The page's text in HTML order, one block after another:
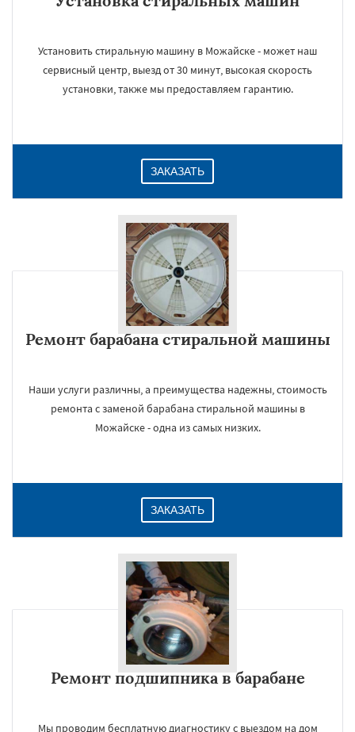
Установить стиральную машину в Можайске - может наш
сервисный центр, выезд от 30 минут, высокая скорость
установки, также мы предоставляем гарантию.
ЗАКАЗАТЬ
Ремонт барабана стиральной машины
Наши услуги различны, а преимущества надежны, стоимость
ремонта с заменой барабана стиральной машины в
Можайске - одна из самых низких.
ЗАКАЗАТЬ
Ремонт подшипника в барабане
Мы проводим бесплатную диагностику с выездом на дом